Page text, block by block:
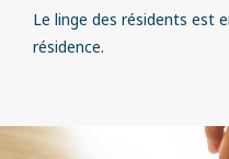
Le linge des résidents est
résidence.